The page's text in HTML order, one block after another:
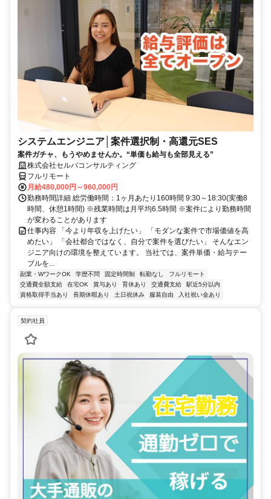
システムエンジニア│案件選択制・高還元SES
案件ガチャ、もうやめませんか。“単価も給与も全部見える”
株式会社セルバコンサルティング
フルリモート
月給480,000円～960,000円
勤務時間詳細 総労働時間：1ヶ月あたり160時間 9:30～18:30(実働8
時間、休憩1時間) ※残業時間は月平均6.5時間 ※案件により勤務時間
が変わることがあります
仕事内容 「今より年収を上げたい」 「モダンな案件で市場価値を高
めたい」 「会社都合ではなく、自分で案件を選びたい」 そんなエン
ジニア向けの環境を整えています。 当社では、案件単価・給与テー
ブルを...
副業・WワークOK 学歴不問 固定時間制 転勤なし
フルリモート
交通費全額支給
在宅OK 賞与あり 育休あり 交通費支給
駅近5分以内
資格取得手当あり
長期休暇あり 土日祝休み 服装自由 入社祝い金あり
契約社員